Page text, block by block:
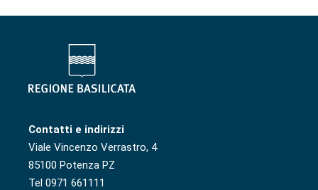
Contatti e indirizzi
Viale Vincenzo Verrastro, 4
85100 Potenza PZ
Tel 0971 661111